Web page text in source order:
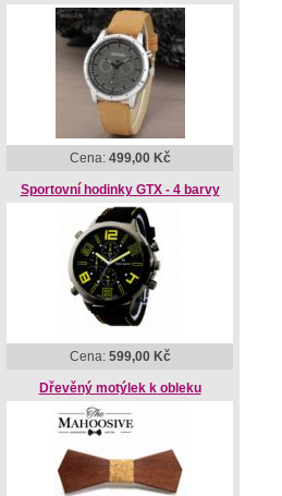
Cena: 499,00 Kč
Sportovní hodinky GTX - 4 barvy
Cena: 599,00 Kč
Dřevěný motýlek k obleku